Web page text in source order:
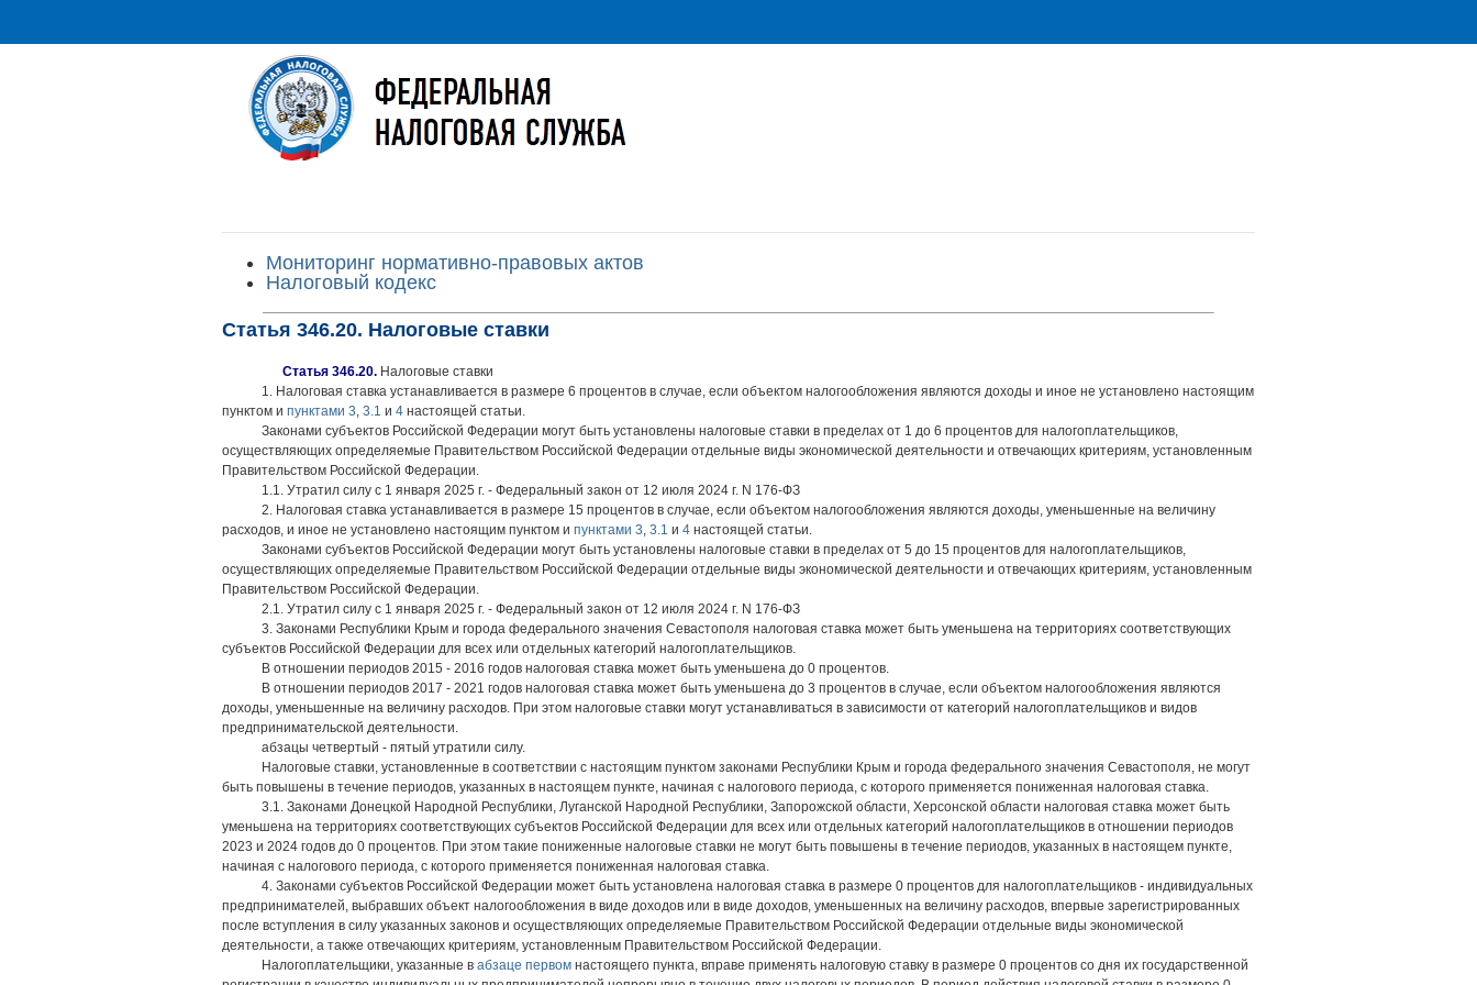
Мониторинг нормативно-правовых актов
Налоговый кодекс
Статья 346.20. Налоговые ставки
Статья 346.20. Налоговые ставки
1. Налоговая ставка устанавливается в размере 6 процентов в случае, если объектом налогообложения являются доходы и иное не установлено настоящим
пунктом и пунктами 3, 3.1 и 4 настоящей статьи.
Законами субъектов Российской Федерации могут быть установлены налоговые ставки в пределах от 1 до 6 процентов для налогоплательщиков,
осуществляющих определяемые Правительством Российской Федерации отдельные виды экономической деятельности и отвечающих критериям, установленным
Правительством Российской Федерации.
1.1. Утратил силу с 1 января 2025 г. - Федеральный закон от 12 июля 2024 г. N 176-ФЗ
2. Налоговая ставка устанавливается в размере 15 процентов в случае, если объектом налогообложения являются доходы, уменьшенные на величину
расходов, и иное не установлено настоящим пунктом и пунктами 3, 3.1 и 4 настоящей статьи.
Законами субъектов Российской Федерации могут быть установлены налоговые ставки в пределах от 5 до 15 процентов для налогоплательщиков,
осуществляющих определяемые Правительством Российской Федерации отдельные виды экономической деятельности и отвечающих критериям, установленным
Правительством Российской Федерации.
2.1. Утратил силу с 1 января 2025 г. - Федеральный закон от 12 июля 2024 г. N 176-ФЗ
3. Законами Республики Крым и города федерального значения Севастополя налоговая ставка может быть уменьшена на территориях соответствующих
субъектов Российской Федерации для всех или отдельных категорий налогоплательщиков.
В отношении периодов 2015 - 2016 годов налоговая ставка может быть уменьшена до 0 процентов.
В отношении периодов 2017 - 2021 годов налоговая ставка может быть уменьшена до 3 процентов в случае, если объектом налогообложения являются
доходы, уменьшенные на величину расходов. При этом налоговые ставки могут устанавливаться в зависимости от категорий налогоплательщиков и видов
предпринимательской деятельности.
абзацы четвертый - пятый утратили силу.
Налоговые ставки, установленные в соответствии с настоящим пунктом законами Республики Крым и города федерального значения Севастополя, не могут
быть повышены в течение периодов, указанных в настоящем пункте, начиная с налогового периода, с которого применяется пониженная налоговая ставка.
3.1. Законами Донецкой Народной Республики, Луганской Народной Республики, Запорожской области, Херсонской области налоговая ставка может быть
уменьшена на территориях соответствующих субъектов Российской Федерации для всех или отдельных категорий налогоплательщиков в отношении периодов
2023 и 2024 годов до 0 процентов. При этом такие пониженные налоговые ставки не могут быть повышены в течение периодов, указанных в настоящем пункте,
начиная с налогового периода, с которого применяется пониженная налоговая ставка.
4. Законами субъектов Российской Федерации может быть установлена налоговая ставка в размере 0 процентов для налогоплательщиков - индивидуальных
предпринимателей, выбравших объект налогообложения в виде доходов или в виде доходов, уменьшенных на величину расходов, впервые зарегистрированных
после вступления в силу указанных законов и осуществляющих определяемые Правительством Российской Федерации отдельные виды экономической
деятельности, а также отвечающих критериям, установленным Правительством Российской Федерации.
Налогоплательщики, указанные в абзаце первом настоящего пункта, вправе применять налоговую ставку в размере 0 процентов со дня их государственной